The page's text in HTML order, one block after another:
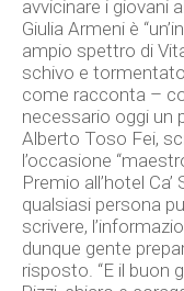
avvicinare i giovani
Giulia Armeni è
ampio spettro di
schivo e
come racconta –
necessario oggi un
Alberto Toso Fei,
l’occasione
Premio all’hotel
qualsiasi persona
scrivere,
dunque gente
risposto. “E il buon